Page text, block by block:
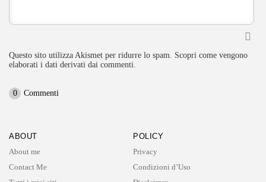
Questo sito utilizza Akismet per ridurre lo spam. Scopri come vengono
elaborati i dati derivati dai commenti
0 Commenti
ABOUT
About me
Contact Me
POLICY
Privacy
Condizioni d’Uso